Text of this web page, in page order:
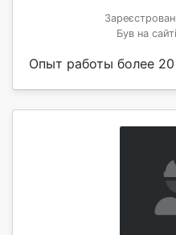
Був на
Опыт работы более 20